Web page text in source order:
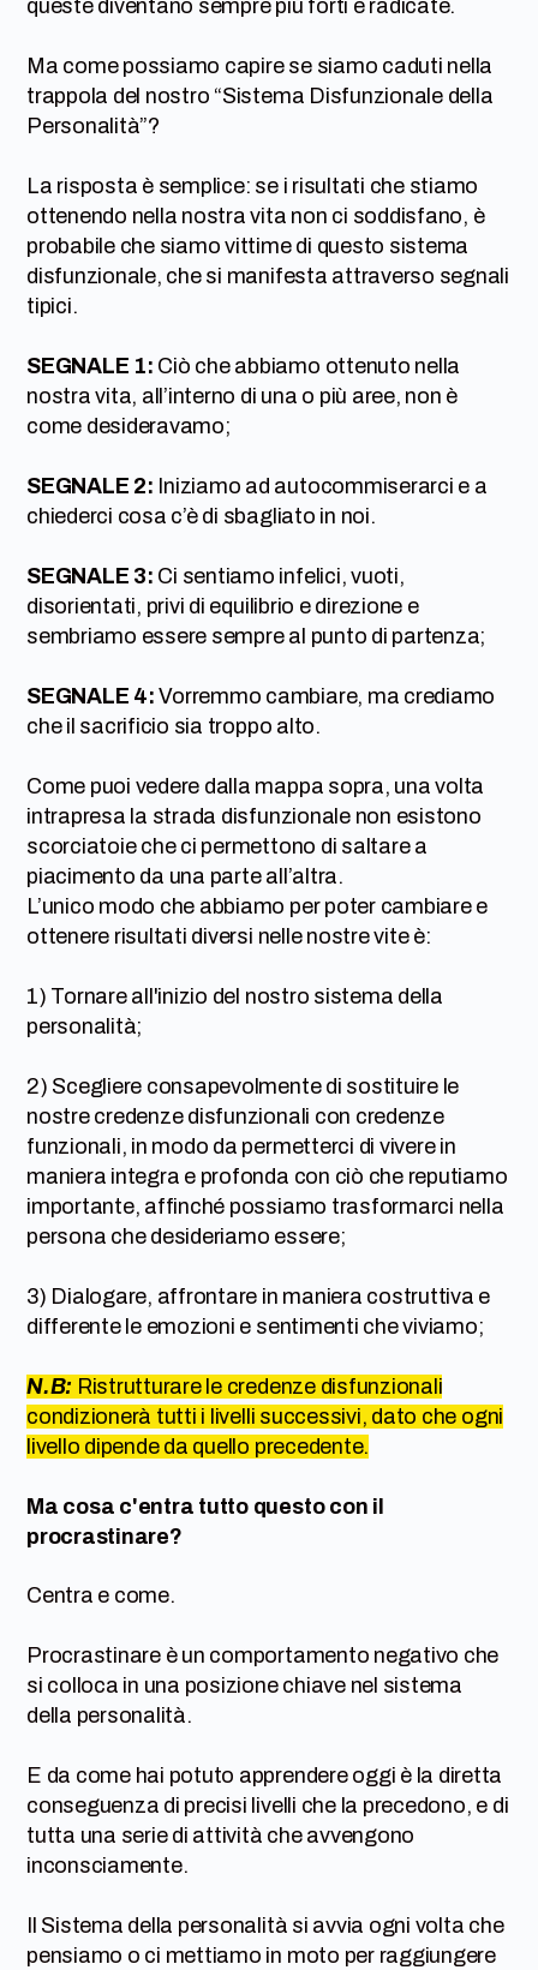
queste diventano sempre più forti e radicate.
Ma come possiamo capire se siamo caduti nella
trappola del nostro “Sistema Disfunzionale della
Personalità”?
La risposta è semplice: se i risultati che stiamo
ottenendo nella nostra vita non ci soddisfano, è
probabile che siamo vittime di questo sistema
disfunzionale, che si manifesta attraverso segnali
tipici.
SEGNALE 1: Ciò che abbiamo ottenuto nella
nostra vita, all’interno di una o più aree, non è
come desideravamo;
SEGNALE 2: Iniziamo ad autocommiserarci e a
chiederci cosa c’è di sbagliato in noi.
SEGNALE 3: Ci sentiamo infelici, vuoti,
disorientati, privi di equilibrio e direzione e
sembriamo essere sempre al punto di partenza;
SEGNALE 4: Vorremmo cambiare, ma crediamo
che il sacrificio sia troppo alto.
Come puoi vedere dalla mappa sopra, una volta
intrapresa la strada disfunzionale non esistono
scorciatoie che ci permettono di saltare a
piacimento da una parte all’altra.
L’unico modo che abbiamo per poter cambiare e
ottenere risultati diversi nelle nostre vite è:
1) Tornare all'inizio del nostro sistema della
personalità;
2) Scegliere consapevolmente di sostituire le
nostre credenze disfunzionali con credenze
funzionali, in modo da permetterci di vivere in
maniera integra e profonda con ciò che reputiamo
importante, affinché possiamo trasformarci nella
persona che desideriamo essere;
3) Dialogare, affrontare in maniera costruttiva e
differente le emozioni e sentimenti che viviamo;
N.B: Ristrutturare le credenze disfunzionali
condizionerà tutti i livelli successivi, dato che ogni
livello dipende da quello precedente.
Ma cosa c'entra tutto questo con il
procrastinare?
Centra e come.
Procrastinare è un comportamento negativo che
si colloca in una posizione chiave nel sistema
della personalità.
E da come hai potuto apprendere oggi è la diretta
conseguenza di precisi livelli che la precedono, e di
tutta una serie di attività che avvengono
inconsciamente.
Il Sistema della personalità si avvia ogni volta che
pensiamo o ci mettiamo in moto per raggiungere